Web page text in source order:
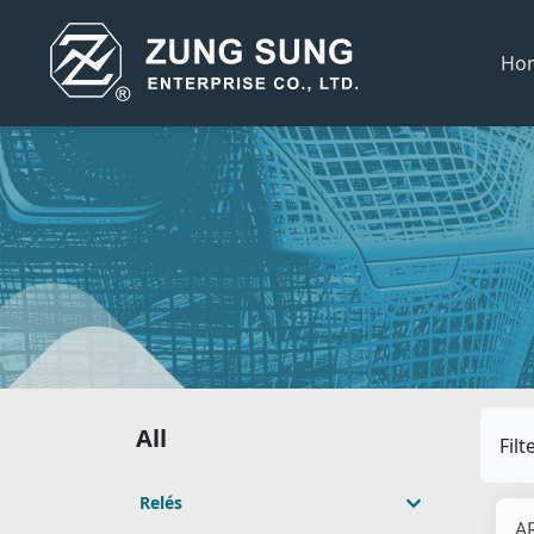
All
Relés